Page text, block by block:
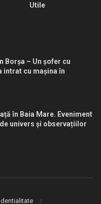
Utile
Borșa – Un șofer cu
intrat cu mașina în
în Baia Mare. Eveniment
univers și observațiilor